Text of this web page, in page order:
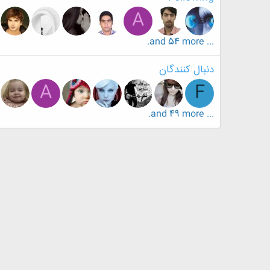
A
... and 54 more.
دنبال کنندگان
F
A
... and 49 more.